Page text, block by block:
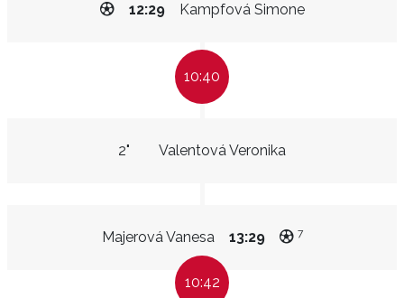
Kampfová Simone
12:29
10:40
Valentová Veronika
2"
Majerová Vanesa 13:29 7
10:42